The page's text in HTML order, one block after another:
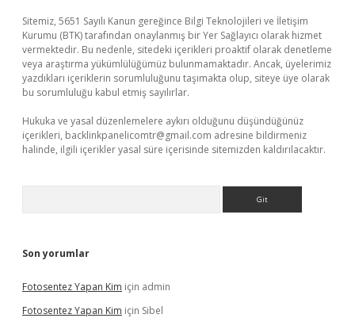
Sitemiz, 5651 Sayılı Kanun gereğince Bilgi Teknolojileri ve İletişim
Kurumu (BTK) tarafından onaylanmış bir Yer Sağlayıcı olarak hizmet
vermektedir. Bu nedenle, sitedeki içerikleri proaktif olarak denetleme
veya araştırma yükümlülüğümüz bulunmamaktadır. Ancak, üyelerimiz
yazdıkları içeriklerin sorumluluğunu taşımakta olup, siteye üye olarak
bu sorumluluğu kabul etmiş sayılırlar.
Hukuka ve yasal düzenlemelere aykırı olduğunu düşündüğünüz
içerikleri, backlinkpanelicomtr@gmail.com adresine bildirmeniz
halinde, ilgili içerikler yasal süre içerisinde sitemizden kaldırılacaktır.
Son yorumlar
Fotosentez Yapan Kim için admin
Fotosentez Yapan Kim için Sibel